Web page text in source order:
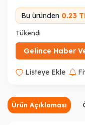
Bu üründen 0.23
Tükendi
Gelince Haber
Listeye Ekle
Ürün Açıklaması